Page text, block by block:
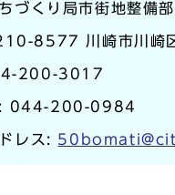
づくり局市街地整備
8577 川崎市川崎
200-3017
: 044-200-0984
レス: